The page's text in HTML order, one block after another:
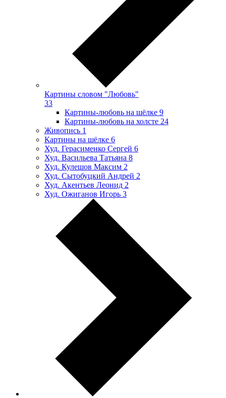
Картины словом "Любовь"
33
Картины-любовь на шёлке 9
Картины-любовь на холсте 24
Живопись 1
Картины на шёлке 6
Худ. Герасименко Сергей 6
Худ. Васильева Татьяна 8
Худ. Кулешов Максим 2
Худ. Сытобуцкий Андрей 2
Худ. Акентьев Леонид 2
Худ. Ожиганов Игорь 3